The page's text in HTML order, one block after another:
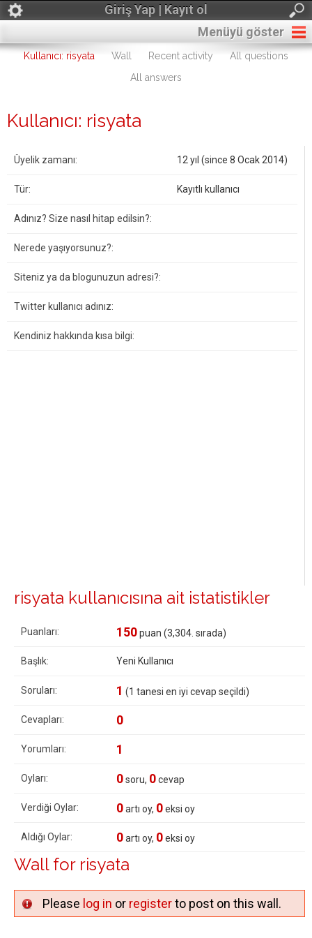
Giriş Yap | Kayıt ol
Menüyü göster
Kullanıcı: risyata Wall Recent activity
All questions
All answers
Kullanıcı: risyata
Üyelik zamanı: 12 yıl (since 8 Ocak 2014)
Tür: Kayıtlı kullanıcı
Adınız? Size nasıl hitap edilsin?:
Nerede yaşıyorsunuz?:
Siteniz ya da blogunuzun adresi?:
Twitter kullanıcı adınız:
Kendiniz hakkında kısa bilgi:
risyata kullanıcısına ait istatistikler
Puanları: 150puan (3,304 . sırada)
Başlık: Yeni Kullanıcı
Soruları: 1 (1 tanesi en iyi cevap seçildi)
Cevapları: 0
Yorumları: 1
Oyları: 0soru, 0cevap
Verdiği Oylar: 0artı oy, 0eksi oy
Aldığı Oylar: 0artı oy, 0eksi oy
Wall for risyata
Please log in or registerto post on this wall.